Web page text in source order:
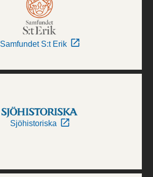
Samfundet S:t Erik
Sjöhistoriska